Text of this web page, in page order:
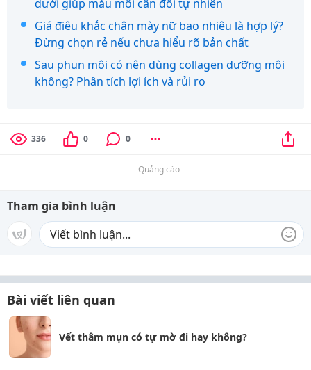
dưới giúp màu môi cân đối tự nhiên
Giá điêu khắc chân mày nữ bao nhiêu là hợp lý?
Đừng chọn rẻ nếu chưa hiểu rõ bản chất
Sau phun môi có nên dùng collagen dưỡng môi
không? Phân tích lợi ích và rủi ro
336 0 0
Quảng cáo
Tham gia bình luận
Bài viết liên quan
Vết thâm mụn có tự mờ đi hay không?